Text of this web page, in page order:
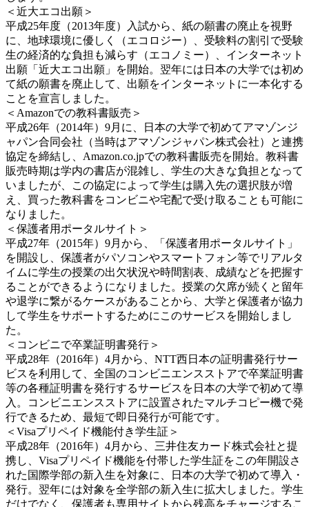
＜近大エコ出願＞
平成25年度（2013年度）入試から、紙の願書の廃止を視野
に、地球環境に優しく（エコロジー）、受験料の割引で受験
生の経済的な負担も減らす（エコノミー）、インターネット
出願「近大エコ出願」を開始。翌年には日本の大学では初め
て紙の願書を廃止して、出願をインターネットに一本化する
ことを宣言しました。
＜Amazonでの教科書販売＞
平成26年（2014年）9月に、日本の大学で初めてアマゾンジ
ャパン合同会社（当時はアマゾンジャパン株式会社）と連携
協定を締結し、Amazon.co.jpでの教科書販売を開始。教科書
販売時期は学内の書店が混雑し、学生の大きな負担となって
いましたが、この協定によって学生は購入先の選択肢が増
え、買った教科書をコンビニや宅配で受け取ることも可能に
なりました。
＜保護者用ポータルサイト＞
平成27年（2015年）9月から、「保護者用ポータルサイト」
を開設し、保護者がパソコンやスマートフォン等でリアルタ
イムに学生の授業の出欠状況や時間割表、成績などを把握す
ることができるようになりました。授業の欠席が続くと留年
や退学に繋がるケースがあることから、大学と保護者が協力
して学生をサポートするためにこのサービスを開始しまし
た。
＜コンビニで卒業証明書発行＞
平成28年（2016年）4月から、NTT西日本の証明書発行サー
ビスを利用して、全国のコンビニエンスストアで卒業証明書
等の各種証明書を発行するサービスを日本の大学で初めて導
入。コンビニエンスストアに設置されたマルチコピー機で発
行できるため、最短で即日発行が可能です。
＜Visaプリペイド機能付き学生証＞
平成28年（2016年）4月から、三井住友カード株式会社と提
携し、Visaプリペイド機能を付帯した学生証をこの年開設さ
れた国際学部の新入生を対象に、日本の大学で初めて導入・
発行。翌年には対象を全学部の新入生に拡大しました。学生
だけでなく、保護者も専用サイトから残高をチャージするこ